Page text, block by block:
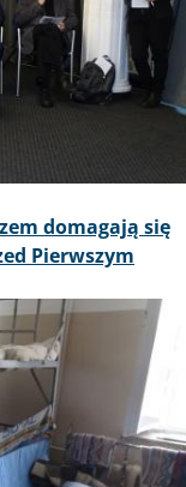
domagają się
Pierwszym